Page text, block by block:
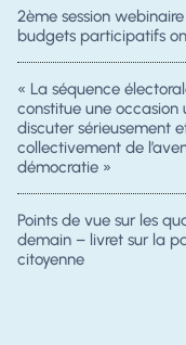
2ème session
budgets participatifs
« La séquence
constitue une occasion
discuter sérieusement
collectivement de
démocratie »
Points de vue sur les
demain – livret sur la
citoyenne